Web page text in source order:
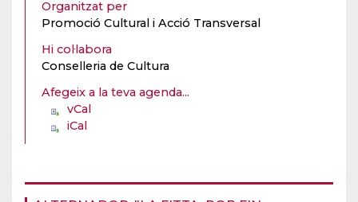
Organitzat per
Promoció Cultural i Acció Transversal
Hi col·labora
Conselleria de Cultura
Afegeix a la teva agenda...
vCal
iCal